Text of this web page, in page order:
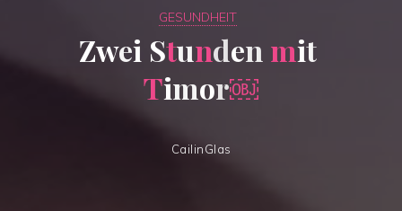
GESUNDHEIT
Zwei Stunden mit
Timor￼
CailinGlas